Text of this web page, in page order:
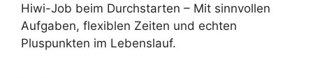
Hiwi-Job beim Durchstarten – Mit sinnvollen
Aufgaben, flexiblen Zeiten und echten
Pluspunkten im Lebenslauf.